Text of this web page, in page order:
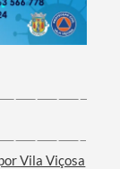
Vila Viçosa